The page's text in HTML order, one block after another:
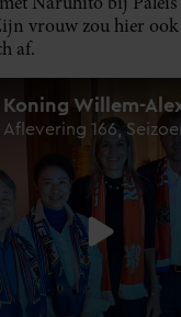
vrouw zou hier
af.